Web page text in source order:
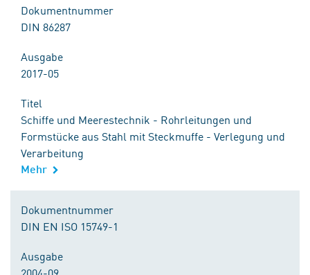
Dokumentnummer
DIN 86287
Ausgabe
2017-05
Titel
Schiffe und Meerestechnik - Rohrleitungen und
Formstücke aus Stahl mit Steckmuffe - Verlegung und
Verarbeitung
Mehr
Dokumentnummer
DIN EN ISO 15749-1
Ausgabe